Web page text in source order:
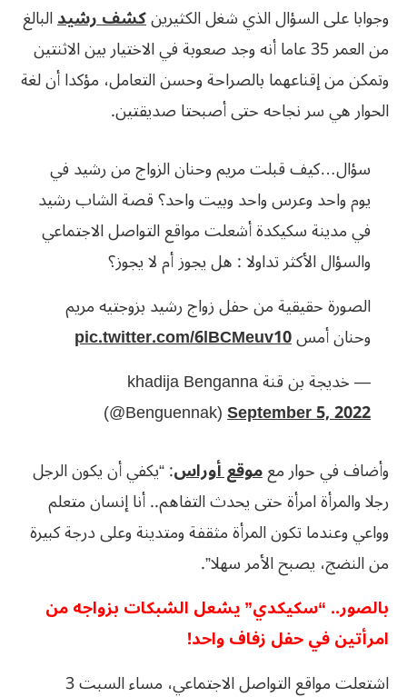
وجوابا على السؤال الذي شغل الكثيرينكشف رشيدالبالغ
من العمر 35 عاما أنه وجد صعوبة في الاختيار بين الاثنتين
وتمكن من إقناعهما بالصراحة وحسن التعامل، مؤكدا أن لغة
الحوار هي سر نجاحه حتى أصبحتا صديقتين.
سؤال…كيف قبلت مريم وحنان الزواج من رشيد في
يوم واحد وعرس واحد وبيت واحد؟ قصة الشاب رشيد
في مدينة سكيكدة أشعلت مواقع التواصل الاجتماعي
والسؤال الأكثر تداولا : هل يجوز أم لا يجوز؟
الصورة حقيقية من حفل زواج رشيد بزوجتيه مريم
وحنان أمسpic.twitter.com/6lBCMeuv10
— خديجة بن قنة khadija Benganna
(@Benguennak)September 5, 2022
وأضاف في حوار معموقع أوراس: “يكفي أن يكون الرجل
رجلا والمرأة امرأة حتى يحدث التفاهم.. أنا إنسان متعلم
وواعي وعندما تكون المرأة مثقفة ومتدينة وعلى درجة كبيرة
من النضج، يصبح الأمر سهلا”.
بالصور.. “سكيكدي” يشعل الشبكات بزواجه من
امرأتين في حفل زفاف واحد!
اشتعلت مواقع التواصل الاجتماعي، مساء السبت 3